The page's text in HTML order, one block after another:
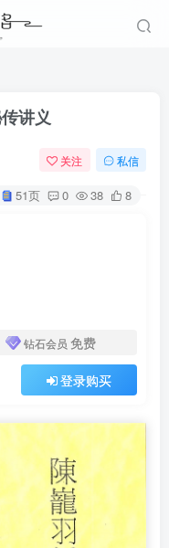
讲义
关注 私信
51页 0 38 8
钻石会员 免费
登录购买